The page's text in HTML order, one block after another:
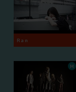
Ran
M